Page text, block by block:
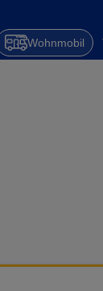
Wohnmobil